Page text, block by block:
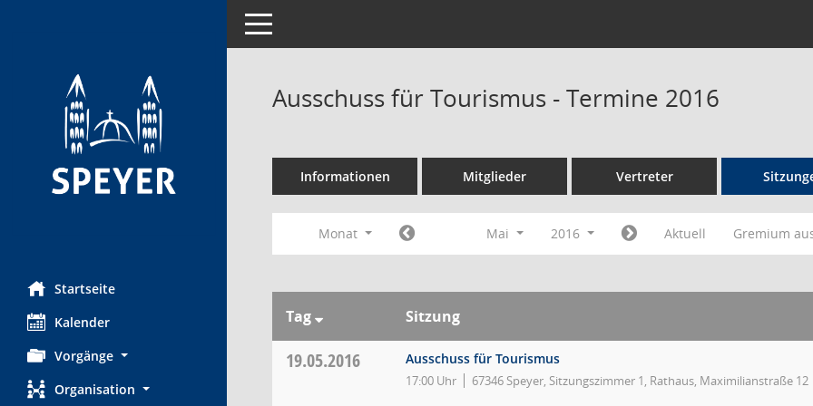
Startseite
Kalender
Vorgänge
Organisation
Toggle navigation
Ausschuss für Tourismus - Termine 2016
Informationen Mitglieder Vertreter
Monat Mai 2016 Aktuell Gremium
Tag Sitzung
19.05.2016 Ausschuss für Tourismus
17:00 Uhr 67346 Speyer, Sitzungszimmer 1, Rathaus, Maximilianstraße 12